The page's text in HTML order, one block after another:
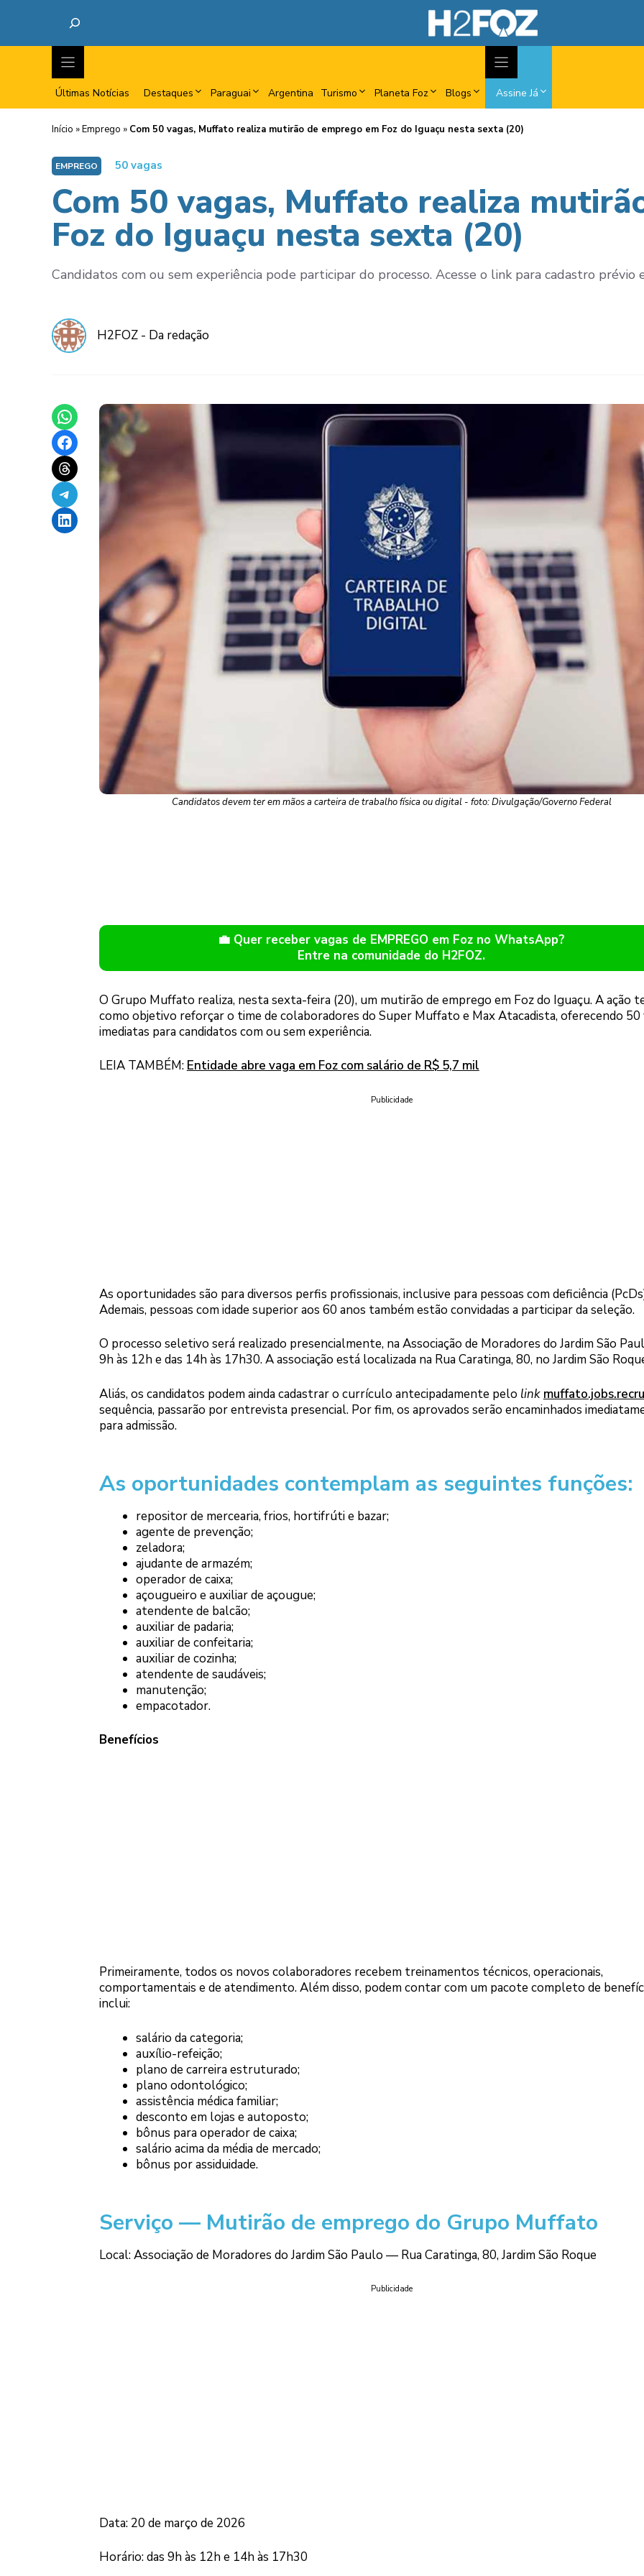
Últimas Notícias Destaques Paraguai Argentina Turismo Planeta Foz Blogs Assine Já
Início »Emprego » Com 50 vagas, Muffato realiza mutirão de emprego em Foz do Iguaçu nesta sexta (20)
EMPREGO 50 vagas
Com 50 vagas, Muffato realiza
Foz do Iguaçu nesta sexta (20)
Candidatos com ou sem experiência pode participar do processo. Acesse o link para cadastro prévio
H2FOZ - Da redação
Share on WhatsApp
Share on Facebook
Share on Threads
Share on Telegram
Share on LinkedIn
Candidatos devem ter em mãos a carteira de trabalho física ou digital - foto: Divulgação/Governo Federal
💼 Quer receber vagas de EMPREGO em Foz no WhatsApp?
Entre na comunidade do H2FOZ.
O Grupo Muffato realiza, nesta sexta-feira (20), um mutirão de emprego em Foz do Iguaçu. A ação
como objetivo reforçar o time de colaboradores do Super Muffato e Max Atacadista, oferecendo 50
imediatas para candidatos com ou sem experiência.
LEIA TAMBÉM: Entidade abre vaga em Foz com salário de R$ 5,7 mil
Publicidade
As oportunidades são para diversos perfis profissionais, inclusive para pessoas com deficiência
Ademais, pessoas com idade superior aos 60 anos também estão convidadas a participar da seleção.
O processo seletivo será realizado presencialmente, na Associação de Moradores do Jardim São
9h às 12h e das 14h às 17h30. A associação está localizada na Rua Caratinga, 80, no Jardim São
Aliás, os candidatos podem ainda cadastrar o currículo antecipadamente pelo link
sequência, passarão por entrevista presencial. Por fim, os aprovados serão encaminhados
para admissão.
As oportunidades contemplam as seguintes funções:
repositor de mercearia, frios, hortifrúti e bazar;
agente de prevenção;
zeladora;
ajudante de armazém;
operador de caixa;
açougueiro e auxiliar de açougue;
atendente de balcão;
auxiliar de padaria;
auxiliar de confeitaria;
auxiliar de cozinha;
atendente de saudáveis;
manutenção;
empacotador.
Benefícios
Primeiramente, todos os novos colaboradores recebem treinamentos técnicos, operacionais,
comportamentais e de atendimento. Além disso, podem contar com um pacote completo de
inclui:
salário da categoria;
auxílio-refeição;
plano de carreira estruturado;
plano odontológico;
assistência médica familiar;
desconto em lojas e autoposto;
bônus para operador de caixa;
salário acima da média de mercado;
bônus por assiduidade.
Serviço — Mutirão de emprego do Grupo Muffato
Local: Associação de Moradores do Jardim São Paulo — Rua Caratinga, 80, Jardim São Roque
Publicidade
Data: 20 de março de 2026
Horário: das 9h às 12h e 14h às 17h30